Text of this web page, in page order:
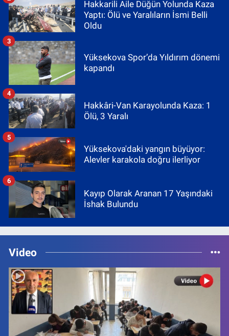
Hakkarili Aile Düğün Yolunda Kaza
Yaptı: Ölü ve Yaralıların İsmi Belli
Oldu
Yüksekova Spor’da Yıldırım dönemi
kapandı
3
Hakkâri-Van Karayolunda Kaza: 1
Ölü, 3 Yaralı
4
Yüksekova'daki yangın büyüyor:
Alevler karakola doğru ilerliyor
5
Kayıp Olarak Aranan 17 Yaşındaki
İshak Bulundu
6
Video